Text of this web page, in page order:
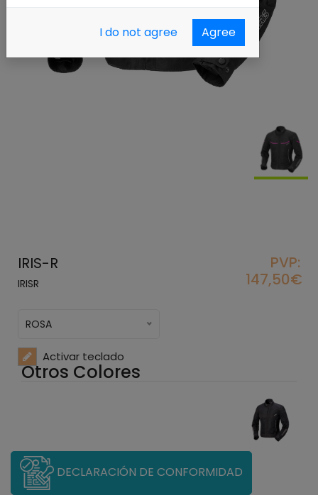
IRIS-R
IRISR
PVP:
147,50€
ROSA
Activar teclado
Otros Colores
DECLARACIÓN DE CONFORMIDAD
I do not agree Agree